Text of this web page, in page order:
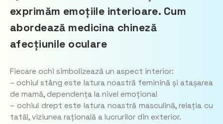
exprimăm emoțiile interioare. Cum
abordează medicina chineză
afecțiunile oculare
Fiecare ochi simbolizează un aspect interior:
– ochiul stâng este latura noastră feminină și atașarea
de mamă, dependența la nivel emoțional
– ochiul drept este latura noastră masculină, relația cu
tatăl, viziunea rațională a lucrurilor din exterior.